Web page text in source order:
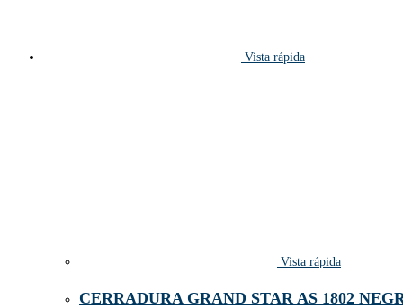
Vista rápida
Vista rápida
CERRADURA GRAND STAR AS 1802